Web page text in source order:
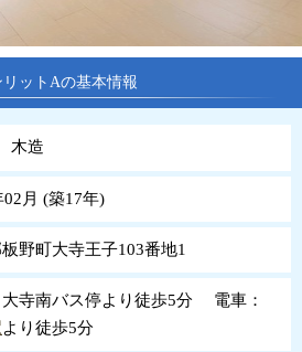
リットAの基本情報
木造
02月 (築17年)
野町大寺王子103番地1
大寺南バス停より徒歩5分 電車：
より徒歩5分